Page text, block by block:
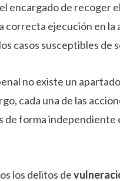
encargado de recoger
correcta ejecución en la
casos susceptibles de
no existe un
cada una de las
de forma independiente
los delitos de